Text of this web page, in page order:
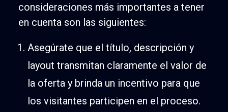
consideraciones más importantes a tener
en cuenta son las siguientes:
Asegúrate que el título, descripción y
layout transmitan claramente el valor de
la oferta y brinda un incentivo para que
los visitantes participen en el proceso.